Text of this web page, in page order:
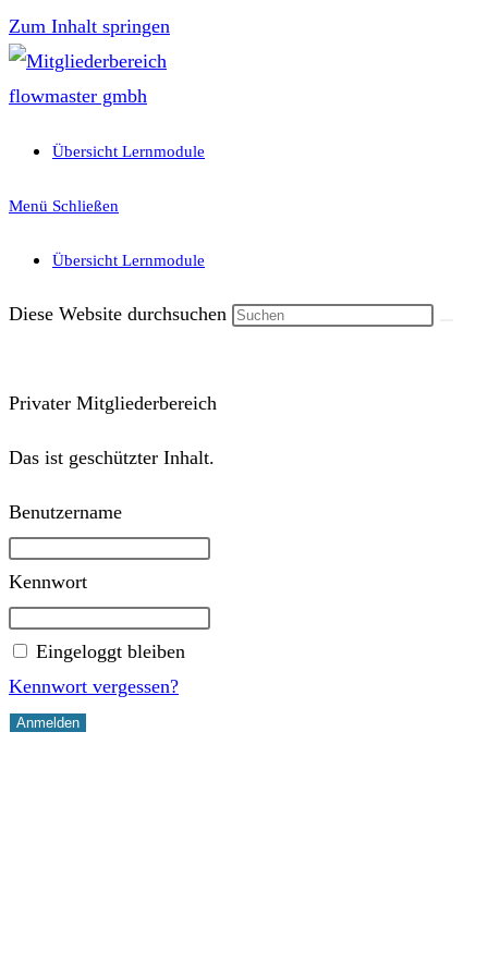
Zum Inhalt springen
Übersicht Lernmodule
Menü Schließen
Übersicht Lernmodule
Diese Website durchsuchen
Privater Mitgliederbereich
Das ist geschützter Inhalt.
Benutzername
Kennwort
Eingeloggt bleiben
Kennwort vergessen?